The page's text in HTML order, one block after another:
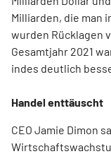
Milliarden, die man
wurden Rücklagen
Gesamtjahr 2021
indes deutlich
Handel enttäuscht
CEO Jamie Dimon